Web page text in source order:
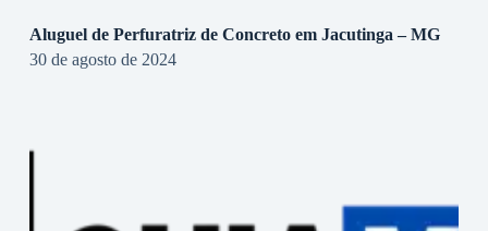
Aluguel de Perfuratriz de Concreto em Jacutinga – MG
30 de agosto de 2024